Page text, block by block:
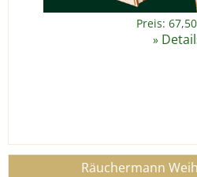
Preis:
»
Räuchermann